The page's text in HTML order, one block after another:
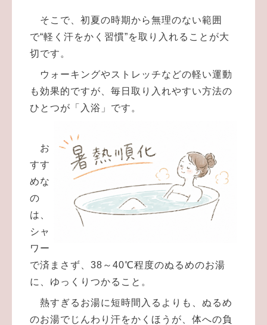
そこで、初夏の時期から無理のない範囲
で“軽く汗をかく習慣”を取り入れることが大
切です。
ウォーキングやストレッチなどの軽い運動
も効果的ですが、毎日取り入れやすい方法の
ひとつが「入浴」です。
お
すす
めな
の
は、
シャ
ワー
で済まさず、38～40℃程度のぬるめのお湯
に、ゆっくりつかること。
熱すぎるお湯に短時間入るよりも、ぬるめ
のお湯でじんわり汗をかくほうが、体への負